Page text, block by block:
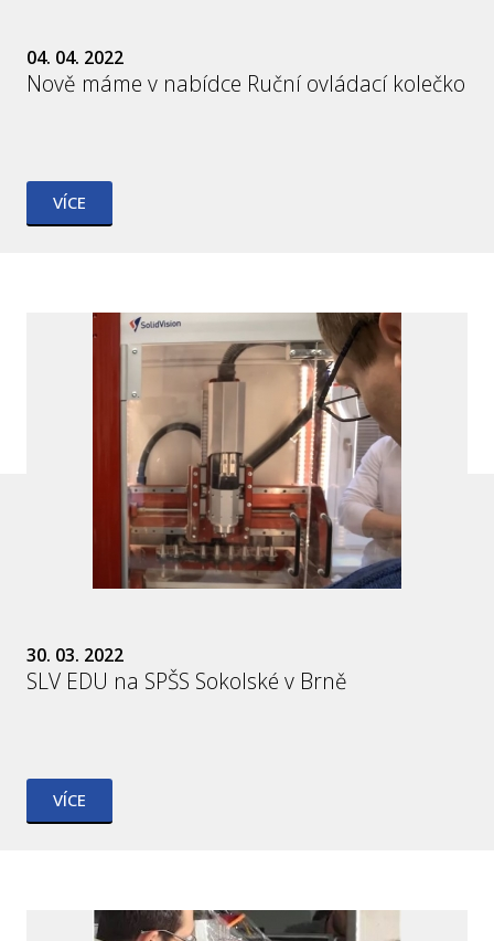
04. 04. 2022
Nově máme v nabídce Ruční ovládací kolečko
VÍCE
30. 03. 2022
SLV EDU na SPŠS Sokolské v Brně
VÍCE